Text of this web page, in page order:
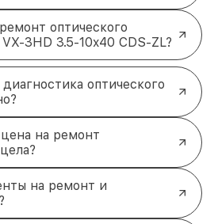
оптического
3HD 3.5-10x40 CDS-ZL?
оптического
на ремонт
на ремонт и